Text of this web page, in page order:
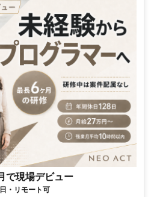
で現場デビュー
・リモート可